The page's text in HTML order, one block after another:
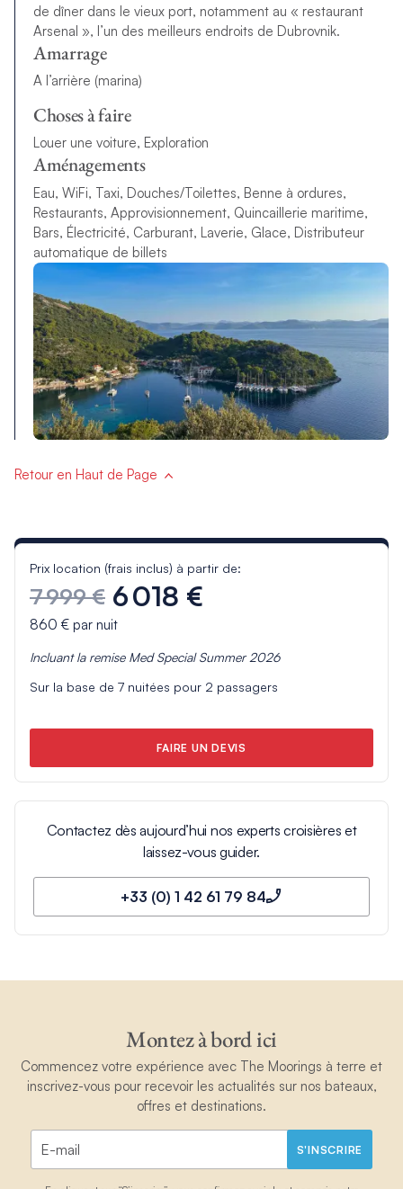
de dîner dans le vieux port, notamment au « restaurant
Arsenal », l’un des meilleurs endroits de Dubrovnik.
Amarrage
A l’arrière (marina)
Choses à faire
Louer une voiture, Exploration
Aménagements
Eau, WiFi, Taxi, Douches/Toilettes, Benne à ordures,
Restaurants, Approvisionnement, Quincaillerie maritime,
Bars, Électricité, Carburant, Laverie, Glace, Distributeur
automatique de billets
Retour en Haut de Page
Prix location (frais inclus) à partir de:
7 999 € 6 018 €
860 €par nuit
Incluant la remise Med Special Summer 2026
Sur la base de 7nuitées pour 2 passagers
FAIRE UN DEVIS
Contactez dès aujourd’hui nos experts croisières et
laissez-vous guider.
+33 (0) 1 42 61 79 84
Montez à bord ici
Commencez votre expérience avec The Moorings à terre et
inscrivez-vous pour recevoir les actualités sur nos bateaux,
offres et destinations.
S'INSCRIRE